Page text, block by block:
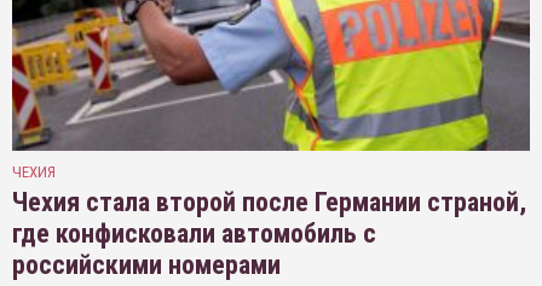
ЧЕХИЯ
Чехия стала второй после Германии страной,
где конфисковали автомобиль с
российскими номерами